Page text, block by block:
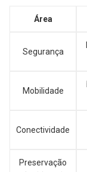
Área
Segurança
Mobilidade
Conectividade
Preservação